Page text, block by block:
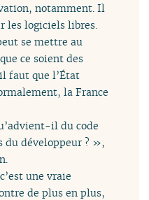
notamment. Il
les logiciels libres.
se mettre au
ce soient des
faut que l’État
la France
il du code
du développeur ? »,
une vraie
de plus en plus,